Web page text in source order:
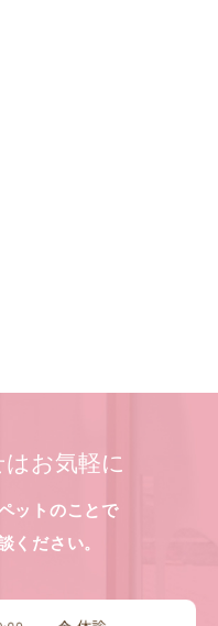
お気軽に
ットのことで
ください。